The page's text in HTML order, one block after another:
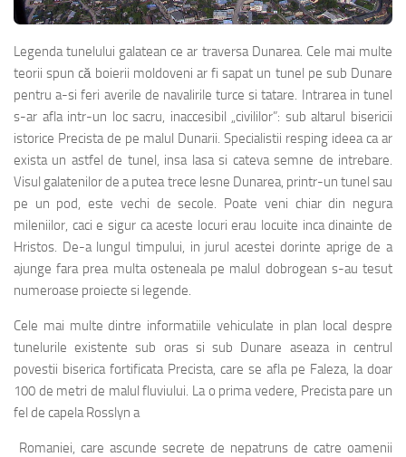
Legenda tunelului galatean ce ar traversa Dunarea. Cele mai multe
teorii spun că boierii moldoveni ar fi sapat un tunel pe sub Dunare
pentru a-si feri averile de navalirile turce si tatare. Intrarea in tunel
s-ar afla intr-un loc sacru, inaccesibil „civililor”: sub altarul bisericii
istorice Precista de pe malul Dunarii. Specialistii resping ideea ca ar
exista un astfel de tunel, insa lasa si cateva semne de intrebare.
Visul galatenilor de a putea trece lesne Dunarea, printr-un tunel sau
pe un pod, este vechi de secole. Poate veni chiar din negura
mileniilor, caci e sigur ca aceste locuri erau locuite inca dinainte de
Hristos. De-a lungul timpului, in jurul acestei dorinte aprige de a
ajunge fara prea multa osteneala pe malul dobrogean s-au tesut
numeroase proiecte si legende.
Cele mai multe dintre informatiile vehiculate in plan local despre
tunelurile existente sub oras si sub Dunare aseaza in centrul
povestii biserica fortificata Precista, care se afla pe Faleza, la doar
100 de metri de malul fluviului. La o prima vedere, Precista pare un
fel de capela Rosslyn a
Romaniei, care ascunde secrete de nepatruns de catre oamenii